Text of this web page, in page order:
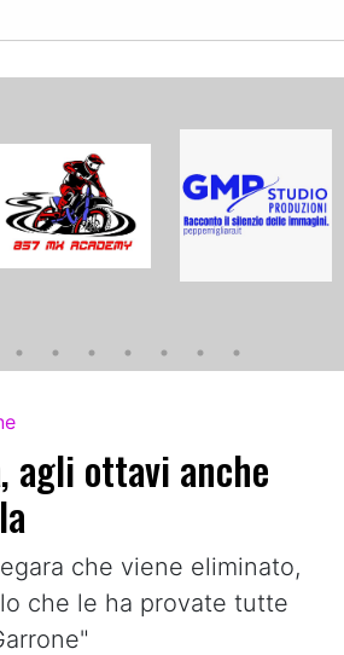
agli ottavi anche
che viene eliminato,
che le ha provate tutte